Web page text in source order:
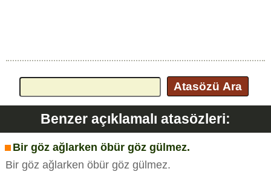
Atasözü Ara
Benzer açıklamalı atasözleri:
Bir göz ağlarken öbür göz gülmez.
Bir göz ağlarken öbür göz gülmez.